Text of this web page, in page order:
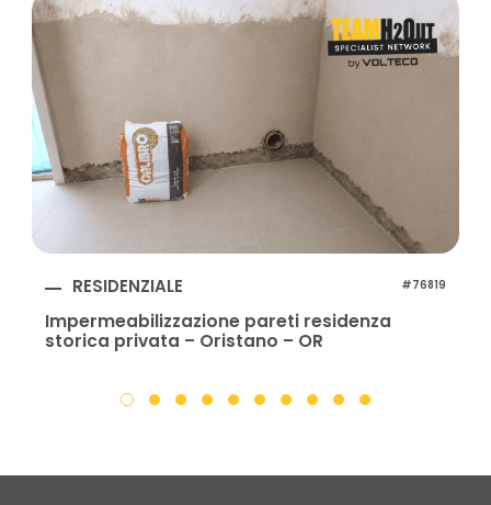
RESIDENZIALE #76819
Impermeabilizzazione pareti residenza
storica privata – Oristano – OR